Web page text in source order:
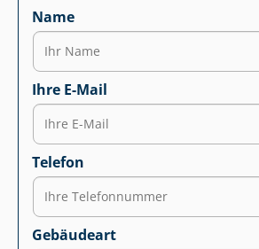
Name
Ihre E-Mail
Telefon
Gebäudeart